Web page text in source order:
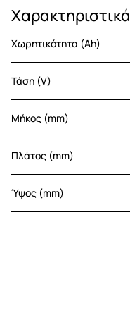
Χαρακτηριστικά
Χωρητικότητα (Ah)
Τάση (V)
Μήκος (mm)
Πλάτος (mm)
Ύψος (mm)